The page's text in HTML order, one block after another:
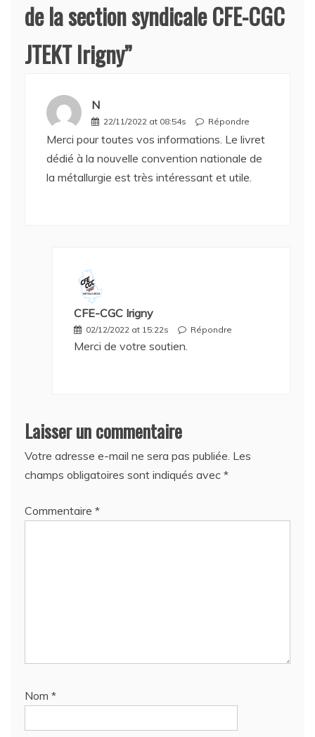
de la section syndicale CFE-CGC
JTEKT Irigny”
N
22/11/2022 at 08:54s Répondre
Merci pour toutes vos informations. Le livret
dédié à la nouvelle convention nationale de
la métallurgie est très intéressant et utile.
CFE-CGC Irigny
02/12/2022 at 15:22s Répondre
Merci de votre soutien.
Laisser un commentaire
Votre adresse e-mail ne sera pas publiée. Les
champs obligatoires sont indiqués avec *
Commentaire *
Nom *